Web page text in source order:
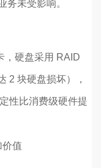
务未受影响。
，硬盘采用 RAID
2 块硬盘损坏），
性比消费级硬件提
值